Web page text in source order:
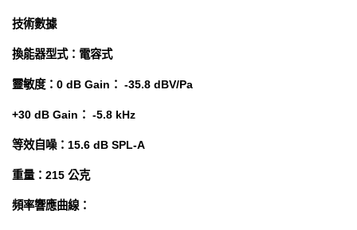
技術數據
換能器型式：電容式
靈敏度：0 dB Gain： -35.8 dBV/Pa
+30 dB Gain： -5.8 kHz
等效自噪：15.6 dB SPL-A
重量：215 公克
頻率響應曲線：